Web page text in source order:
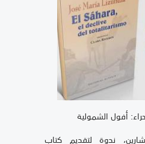
أفول الشمولية
ندوة لتقديم كتاب